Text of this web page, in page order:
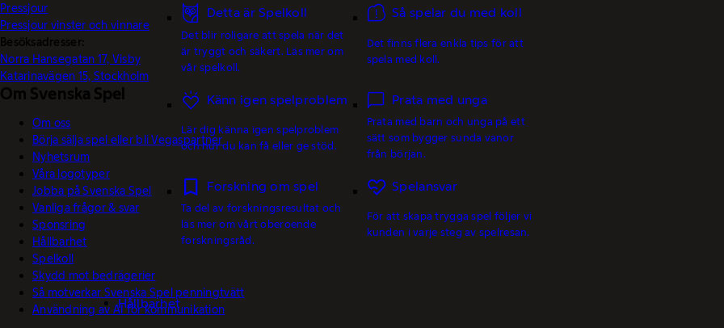
Detta är Spelkoll
Det blir roligare att spela när det
är tryggt och säkert. Läs mer om
vår spelkoll.
Så spelar du med koll
Det finns flera enkla tips för att
spela med koll.
Känn igen spelproblem
Lär dig känna igen spelproblem
och hur du kan få eller ge stöd.
Prata med unga
Prata med barn och unga på ett
sätt som bygger sunda vanor
från början.
Forskning om spel
Ta del av forskningsresultat och
läs mer om vårt oberoende
forskningsråd.
Spelansvar
För att skapa trygga spel följer vi
kunden i varje steg av spelresan.
Hållbarhet
Pressjour
Pressjour vinster och vinnare
Besöksadresser:
Norra Hansegatan 17, Visby
Katarinavägen 15, Stockholm
Om Svenska Spel
Om oss
Börja sälja spel eller bli Vegaspartner
Nyhetsrum
Våra logotyper
Jobba på Svenska Spel
Vanliga frågor & svar
Sponsring
Hållbarhet
Spelkoll
Skydd mot bedrägerier
Så motverkar Svenska Spel penningtvätt
Användning av AI för kommunikation